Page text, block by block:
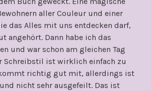
aller Couleur und einer
das Alles mit uns entdecken darf,
angehört. Dann habe ich das
und war schon am gleichen Tag
Schreibstil ist wirklich einfach zu
richtig gut mit, allerdings ist
nicht sehr ausgefeilt. Das ist